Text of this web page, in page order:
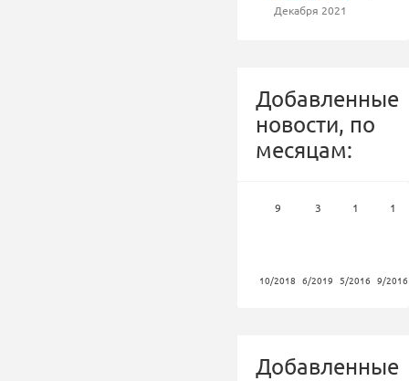
Декабря 2021
Добавленные
новости, по
месяцам:
9
10/2018
3
6/2019
1
5/2016
1
9/2016
Добавленные